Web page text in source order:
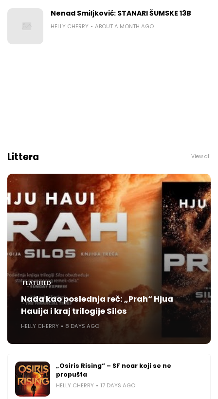
Nenad Smiljković: STANARI ŠUMSKE 13B
HELLY CHERRY ABOUT A MONTH AGO
Littera View all
FEATURED
Nada kao poslednja reč: „Prah“ Hjua
Hauija i kraj trilogije Silos
HELLY CHERRY 8 DAYS AGO
„Osiris Rising“ – SF noar koji se ne
propušta
HELLY CHERRY 17 DAYS AGO